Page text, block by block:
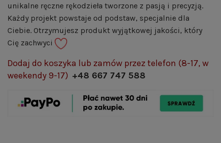
unikalne ręczne rękodzieła tworzone z pasją i precyzją.
Każdy projekt powstaje od podstaw, specjalnie dla
Ciebie. Otrzymujesz produkt wyjątkowej jakości, który
Cię zachwyci
Dodaj do koszyka lub zamów przez telefon (8-17, w
weekendy 9-17) +48 667 747 588